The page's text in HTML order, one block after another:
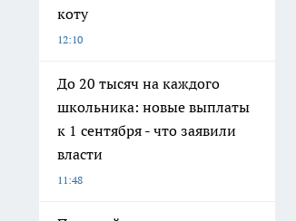
коту
12:10
До 20 тысяч на каждого
школьника: новые выплаты
к 1 сентября - что заявили
власти
11:48